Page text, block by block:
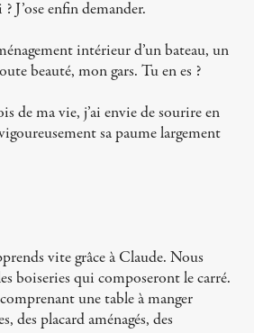
J’ose enfin demander.
intérieur d’un bateau, un
beauté, mon gars. Tu en es ?
de ma vie, j’ai envie de sourire en
sa paume largement
vite grâce à Claude. Nous
boiseries qui composeront le carré.
une table à manger
des placard aménagés, des